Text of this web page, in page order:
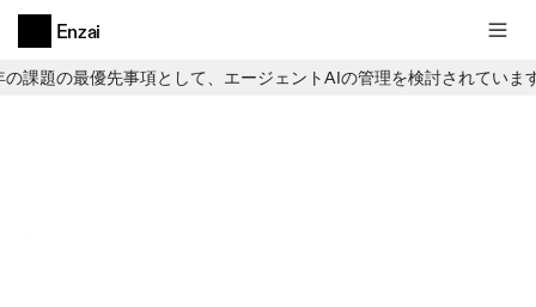
課題の最優先事項として、エージェントAIの管理を検討されていま
Enzai